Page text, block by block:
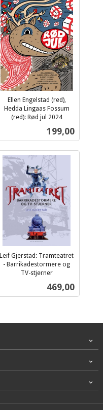
Ellen Engelstad (red),
Hedda Lingaas Fossum
(red): Rød jul 2024
Pris
199,00
Leif Gjerstad: Tramteatret
- Barrikadestormere og
TV-stjerner
Pris
469,00